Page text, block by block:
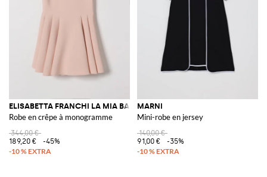
ELISABETTA FRANCHI LA MIA BAMBINA
Robe en crêpe à monogramme
344,00 €
189,20 €
-45%
MARNI
Mini-robe en jersey
140,00 €
91,00 €
-35%